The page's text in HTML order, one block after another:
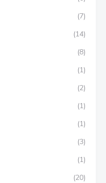
(7)
(14)
(8)
(1)
(2)
(1)
(1)
(3)
(1)
(20)